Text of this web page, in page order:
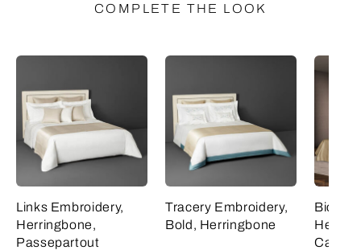
COMPLETE THE LOOK
Links Embroidery,
Herringbone,
Passepartout
Tracery Embroidery,
Bold, Herringbone